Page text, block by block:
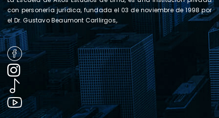
con personería jurídica, fundada el 03 de noviembre de 1998 por
el Dr. Gustavo Beaumont Carllirgos,.